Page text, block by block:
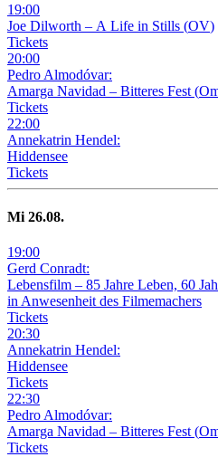
19:00
Joe Dilworth – A Life in Stills (OV)
Tickets
20:00
Pedro Almodóvar:
Amarga Navidad – Bitteres Fest (
Tickets
22:00
Annekatrin Hendel:
Hiddensee
Tickets
Mi 26.08.
19:00
Gerd Conradt:
Lebensfilm – 85 Jahre Leben, 60
in Anwesenheit des Filmemachers
Tickets
20:30
Annekatrin Hendel:
Hiddensee
Tickets
22:30
Pedro Almodóvar:
Amarga Navidad – Bitteres Fest (
Tickets